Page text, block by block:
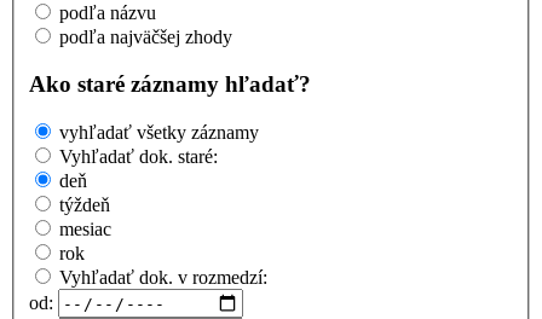
podľa názvu
podľa najväčšej zhody
Ako staré záznamy hľadať?
vyhľadať všetky záznamy
Vyhľadať dok. staré:
deň
týždeň
mesiac
rok
Vyhľadať dok. v rozmedzí:
od: